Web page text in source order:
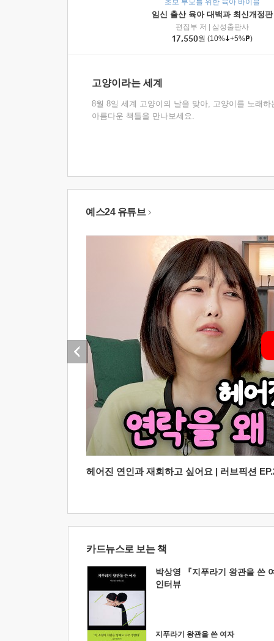
초보 부모를 위한 육아 바이블
임신 출산 육아 대백과 최신개정판
편집부 저
삼성출판사
17,550원 (10% +5% )
고양이라는 세계
8월 8일 세계 고양이의 날을 맞아, 고양이를 노래하
아름다운 책들을 만나보세요.
예스24 유튜브
헤어진 연인과 재회하고 싶어요 | 러브픽션
카드뉴스로 보는 책
박상영 『지푸라기 왕관을 쓴
인터뷰
지푸라기 왕관을 쓴 여자